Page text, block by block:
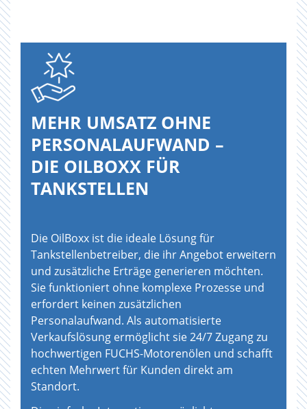
MEHR UMSATZ OHNE
PERSONALAUFWAND –
DIE OILBOXX FÜR
TANKSTELLEN
Die OilBoxx ist die ideale Lösung für
Tankstellenbetreiber, die ihr Angebot erweitern
und zusätzliche Erträge generieren möchten.
Sie funktioniert ohne komplexe Prozesse und
erfordert keinen zusätzlichen
Personalaufwand. Als automatisierte
Verkaufslösung ermöglicht sie 24/7 Zugang zu
hochwertigen FUCHS-Motorenölen und schafft
echten Mehrwert für Kunden direkt am
Standort.